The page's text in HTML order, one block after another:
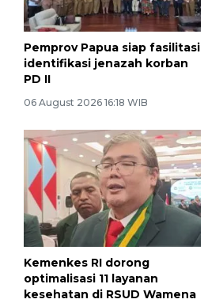
Pemprov Papua siap fasilitasi
identifikasi jenazah korban
PD II
06 August 2026 16:18 WIB
Kemenkes RI dorong
optimalisasi 11 layanan
kesehatan di RSUD Wamena